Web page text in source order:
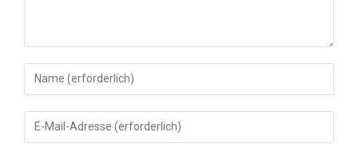
Gib
deinen
Namen
oder
Gib
deine